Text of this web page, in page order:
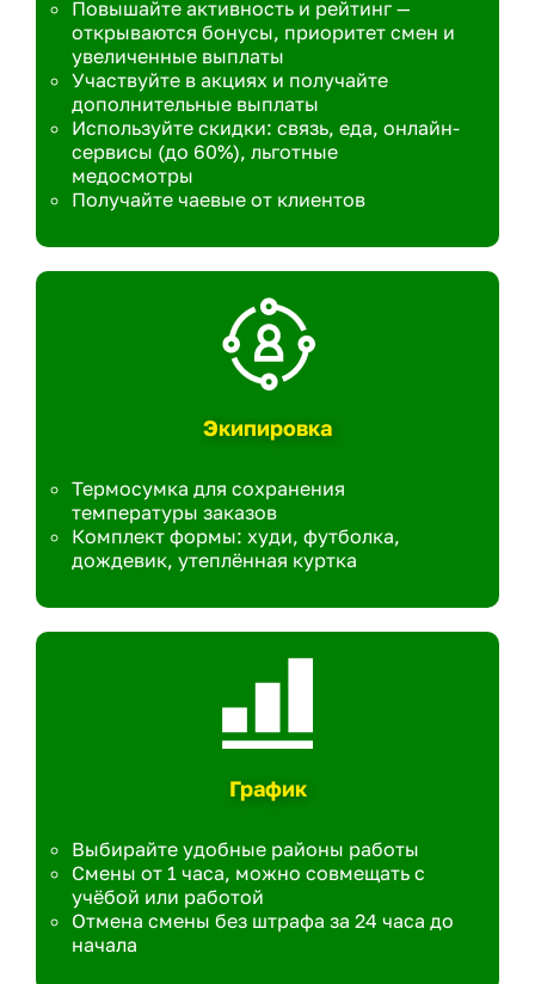
Повышайте активность и рейтинг —
открываются бонусы, приоритет смен и
увеличенные выплаты
Участвуйте в акциях и получайте
дополнительные выплаты
Используйте скидки: связь, еда, онлайн-
сервисы (до 60%), льготные
медосмотры
Получайте чаевые от клиентов
Экипировка
Термосумка для сохранения
температуры заказов
Комплект формы: худи, футболка,
дождевик, утеплённая куртка
График
Выбирайте удобные районы работы
Смены от 1 часа, можно совмещать с
учёбой или работой
Отмена смены без штрафа за 24 часа до
начала